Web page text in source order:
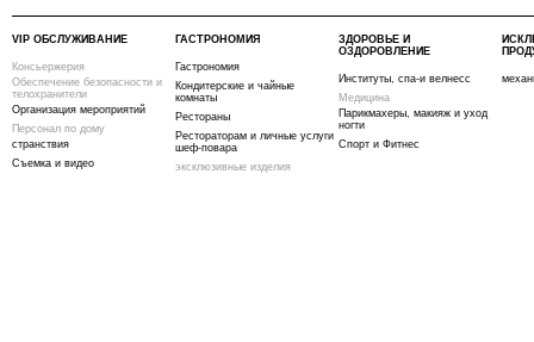
VIP ОБСЛУЖИВАНИЕ
Консьержерия
Обеспечение безопасности и
телохранители
Организация мероприятий
Персонал по дому
странствия
Съемка и видео
ГАСТРОНОМИЯ
Гастрономия
Кондитерские и чайные
комнаты
Рестораны
Рестораторам и личные услуги
шеф-повара
эксклюзивные изделия
ЗДОРОВЬЕ И
ОЗДОРОВЛЕНИЕ
Институты, спа-и велнесс
Медицина
Парикмахеры, макияж и уход
ногти
Спорт и Фитнес